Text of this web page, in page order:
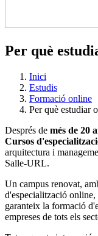
Per què
Inici
Estudis
Formació online
Per què estudiar
Després de més de 20
Cursos
arquitectura i
Salle-URL.
Un campus renovat,
d'especialització online,
garanteix la formació
empreses de tots els